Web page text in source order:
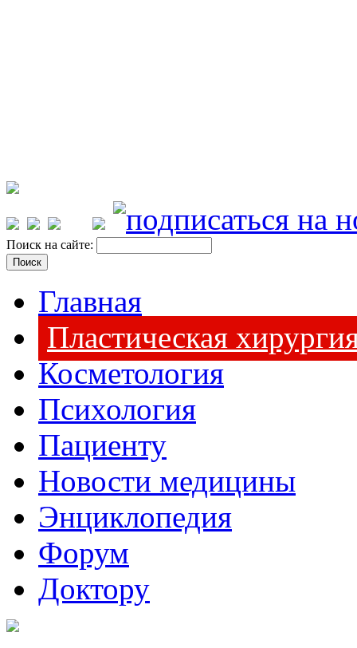
Поиск на сайте:
Главная
Пластическая
Косметология
Психология
Пациенту
Новости медицины
Энциклопедия
Форум
Доктору